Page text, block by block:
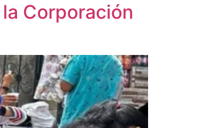
Corporación